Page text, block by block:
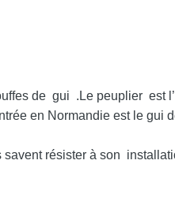
de gui .Le peuplier est
en Normandie est le gui
résister à son